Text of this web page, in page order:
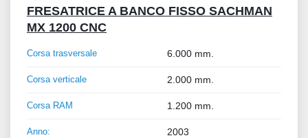
FRESATRICE A BANCO FISSO SACHMAN
MX 1200 CNC
Corsa trasversale 6.000 mm.
Corsa verticale 2.000 mm.
Corsa RAM 1.200 mm.
Anno: 2003